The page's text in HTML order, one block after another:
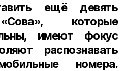
ещё девять
которые
имеют фокус
распознавать
номера.